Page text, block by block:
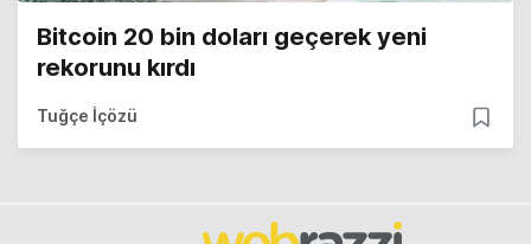
Bitcoin 20 bin doları geçerek yeni
rekorunu kırdı
Tuğçe İçözü